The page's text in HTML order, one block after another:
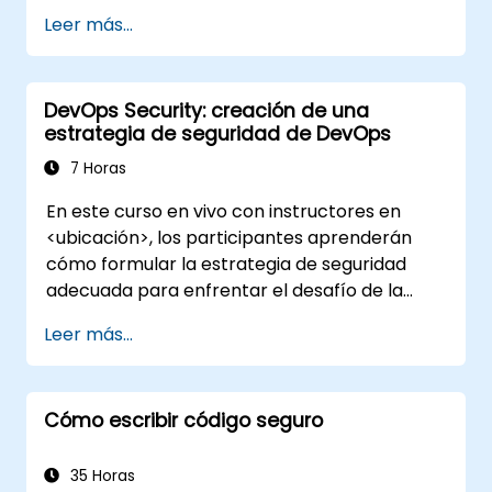
Leer más...
DevOps Security: creación de una
estrategia de seguridad de DevOps
7 Horas
En este curso en vivo con instructores en
<ubicación>, los participantes aprenderán
cómo formular la estrategia de seguridad
adecuada para enfrentar el desafío de la
Leer más...
Cómo escribir código seguro
35 Horas